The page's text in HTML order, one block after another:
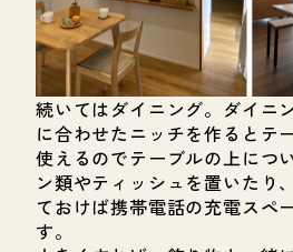
続いてはダイニング。ダイニ
に合わせたニッチを作るとテ
使えるのでテーブルの上につ
ン類やティッシュを置いたり
ておけば携帯電話の充電スペ
す。